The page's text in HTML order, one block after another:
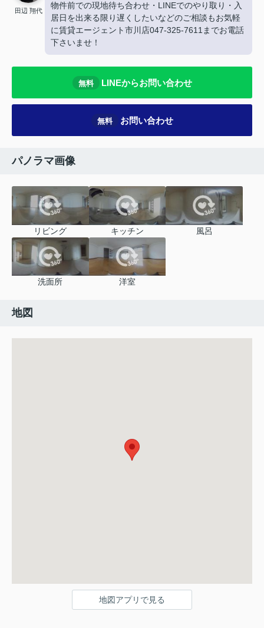
田辺 翔代
物件前での現地待ち合わせ・LINEでのやり取り・入
居日を出来る限り遅くしたいなどのご相談もお気軽
に賃貸エージェント市川店047-325-7611までお電話
下さいませ！
無料 LINEからお問い合わせ
無料 お問い合わせ
パノラマ画像
リビング キッチン 風呂
洗面所 洋室
地図
地図アプリで見る